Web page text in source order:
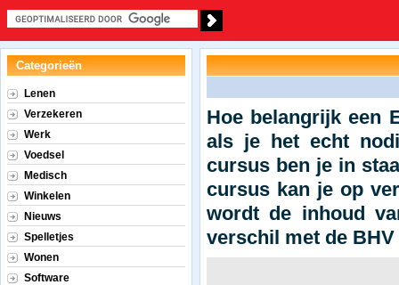
Hoe belangrijk een
als je het echt
cursus ben je in
cursus kan je op
wordt de inhoud
verschil met de
Categorieën
Lenen
Verzekeren
Werk
Voedsel
Medisch
Winkelen
Nieuws
Spelletjes
Wonen
Software